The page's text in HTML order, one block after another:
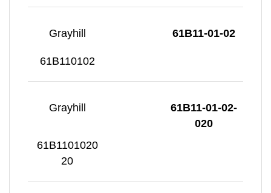
Grayhill 61B11-01-02
61B110102
Grayhill
61B11-01-02-
020
61B1101020
20